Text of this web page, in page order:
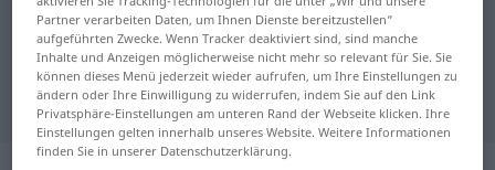
"Vorgänger" Niederländisch
Übersetzung
Partner verarbeiten Daten, um Ihnen Dienste bereitzustellen“
aufgeführten Zwecke. Wenn Tracker deaktiviert sind, sind manche
Inhalte und Anzeigen möglicherweise nicht mehr so relevant für Sie. Sie
können dieses Menü jederzeit wieder aufrufen, um Ihre Einstellungen zu
ändern oder Ihre Einwilligung zu widerrufen, indem Sie auf den Link
Privatsphäre-Einstellungen am unteren Rand der Webseite klicken. Ihre
Einstellungen gelten innerhalb unseres Website. Weitere Informationen
finden Sie in unserer Datenschutzerklärung.